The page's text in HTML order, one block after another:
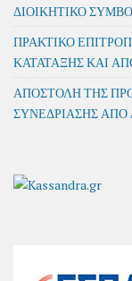
ΔΙΟΙΚΗΤΙΚΟ
ΠΡΑΚΤΙΚΟ
ΚΑΤΑΤΑΞΗΣ ΚΑΙ
ΑΠΟΣΤΟΛΗ ΤΗΣ
ΣΥΝΕΔΡΙΑΣΗΣ ΑΠΟ